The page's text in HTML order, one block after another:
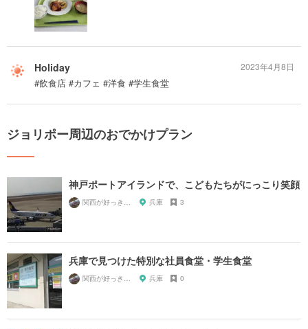
Holiday
#飲食店 #カフェ #洋食 #学生食堂
2023年4月8日
ジョリポー周辺のおでかけプラン
神戸ポートアイランドで、こどもたちがにっこり笑顔
関西が好っきゃねん 兵庫 3
兵庫で見つけた特別な社員食堂・学生食堂
関西が好っきゃねん 兵庫 0